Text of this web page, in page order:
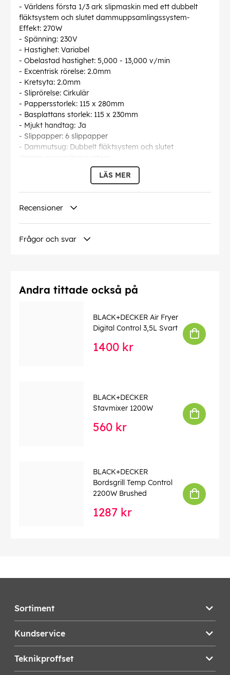
- Världens första 1/3 ark slipmaskin med ett dubbelt
fläktsystem och slutet dammuppsamlingssystem-
Effekt: 270W
- Spänning: 230V
- Hastighet: Variabel
- Obelastad hastighet: 5,000 - 13,000 v/min
- Excentrisk rörelse: 2.0mm
- Kretsyta: 2.0mm
- Sliprörelse: Cirkulär
- Pappersstorlek: 115 x 280mm
- Basplattans storlek: 115 x 230mm
- Mjukt handtag: Ja
- Slippapper: 6 slippapper
- Dammutsug: Dubbelt fläktsystem och slutet
dammuppsamlingssystem
- Fastsättning av slippapper: Kardborrefäste och
- Väska: Ja
- Låsbar strömbrytare: Ja
LÄS MER
Recensioner
Frågor och svar
Andra tittade också på
BLACK+DECKER Air Fryer
Digital Control 3,5L Svart
1400 kr
BLACK+DECKER
Stavmixer 1200W
560 kr
BLACK+DECKER
Bordsgrill Temp Control
2200W Brushed
1287 kr
Sortiment
Kundservice
Teknikproffset